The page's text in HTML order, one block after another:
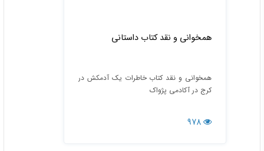
همخوانی و نقد کتاب داستانی
همخوانی و نقد کتاب خاطرات یک آدمکش در
کرج در آکادمی پژواک